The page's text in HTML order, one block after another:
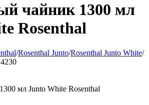
чайник 1300 мл
Rosenthal
/Rosenthal Junto/Rosenthal Junto White/
мл Junto White Rosenthal